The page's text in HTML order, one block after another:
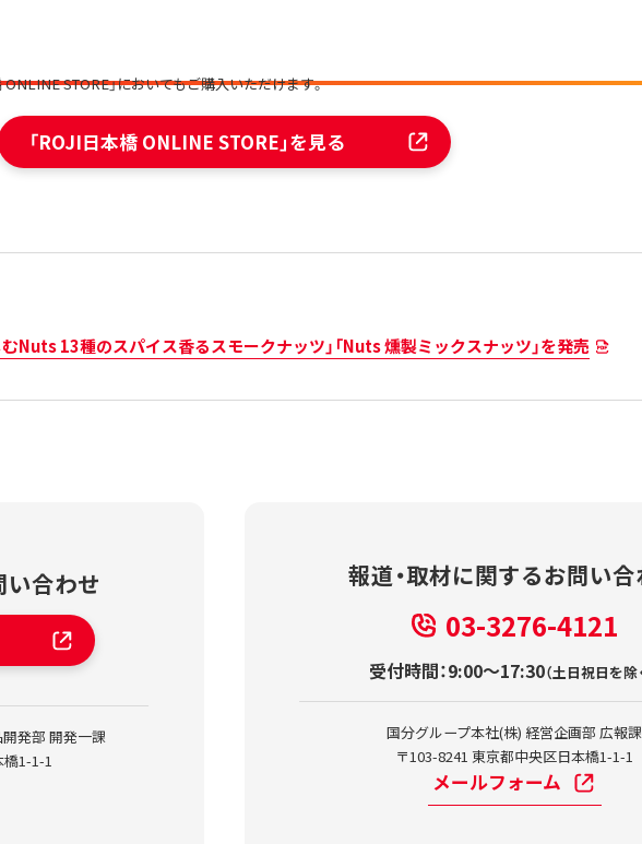
STORE」においてもご購入いただけます。
「ROJI日本橋 ONLINE STORE」を見る
Nuts 13種のスパイス香るスモークナッツ」「Nuts 燻製ミックスナッツ」を発売
い合わせ
発部 開発一課
橋1-1-1
報道・取材に関するお問い合
03-3276-4121
受付時間：9:00～17:30（土日祝日を除
国分グループ本社(株) 経営企画部 広報課
〒103-8241 東京都中央区日本橋1-1-1
メールフォーム